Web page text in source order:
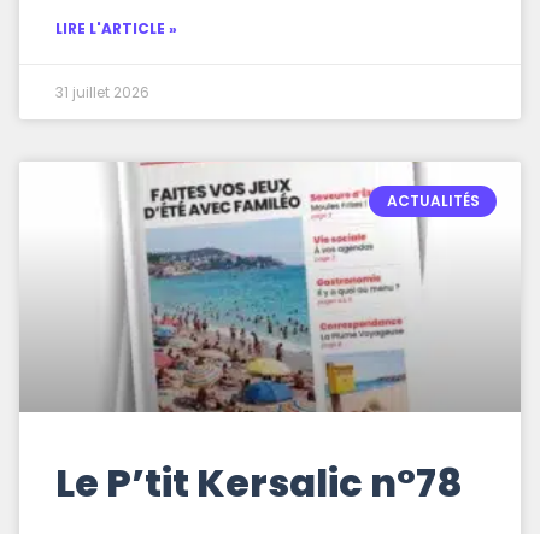
LIRE L'ARTICLE »
31 juillet 2026
ACTUALITÉS
Le P’tit Kersalic n°78